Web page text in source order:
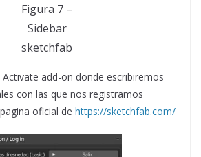
Figura 7 –
Sidebar
sketchfab
add-on donde escribiremos
con las que nos registramos
oficial de https://sketchfab.com/